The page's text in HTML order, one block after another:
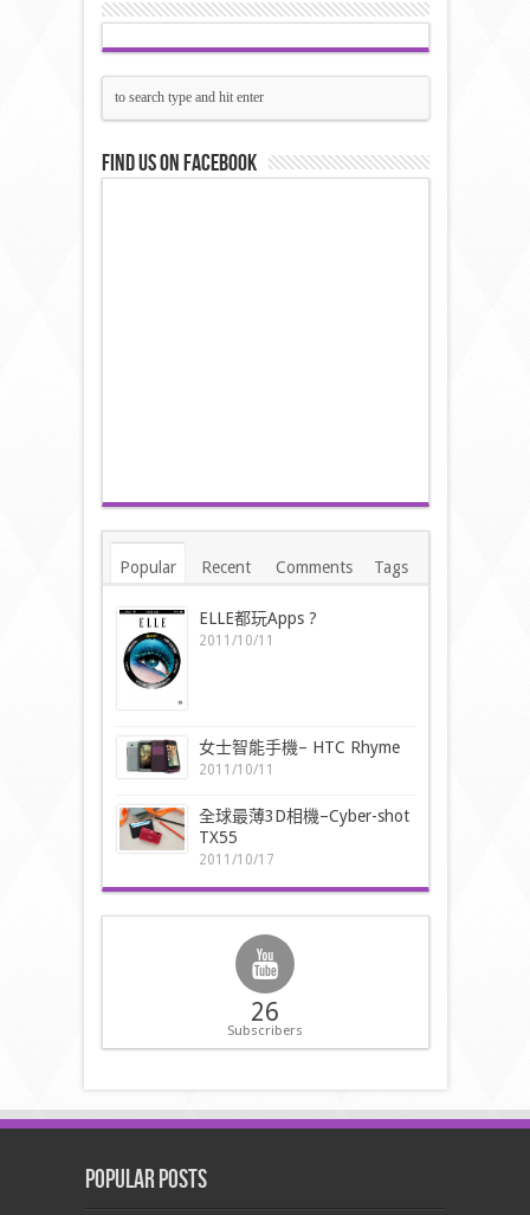
Find us on Facebook
Popular Recent Comments Tags
ELLE都玩Apps ?
2011/10/11
女士智能手機– HTC Rhyme
2011/10/11
全球最薄3D相機–Cyber-shot
TX55
2011/10/17
26
Subscribers
Popular Posts